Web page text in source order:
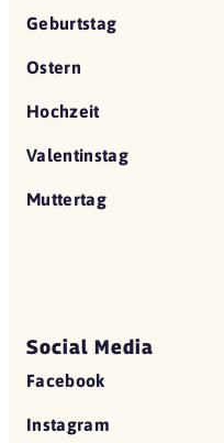
Geburtstag
Ostern
Hochzeit
Valentinstag
Muttertag
Social Media
Facebook
Instagram